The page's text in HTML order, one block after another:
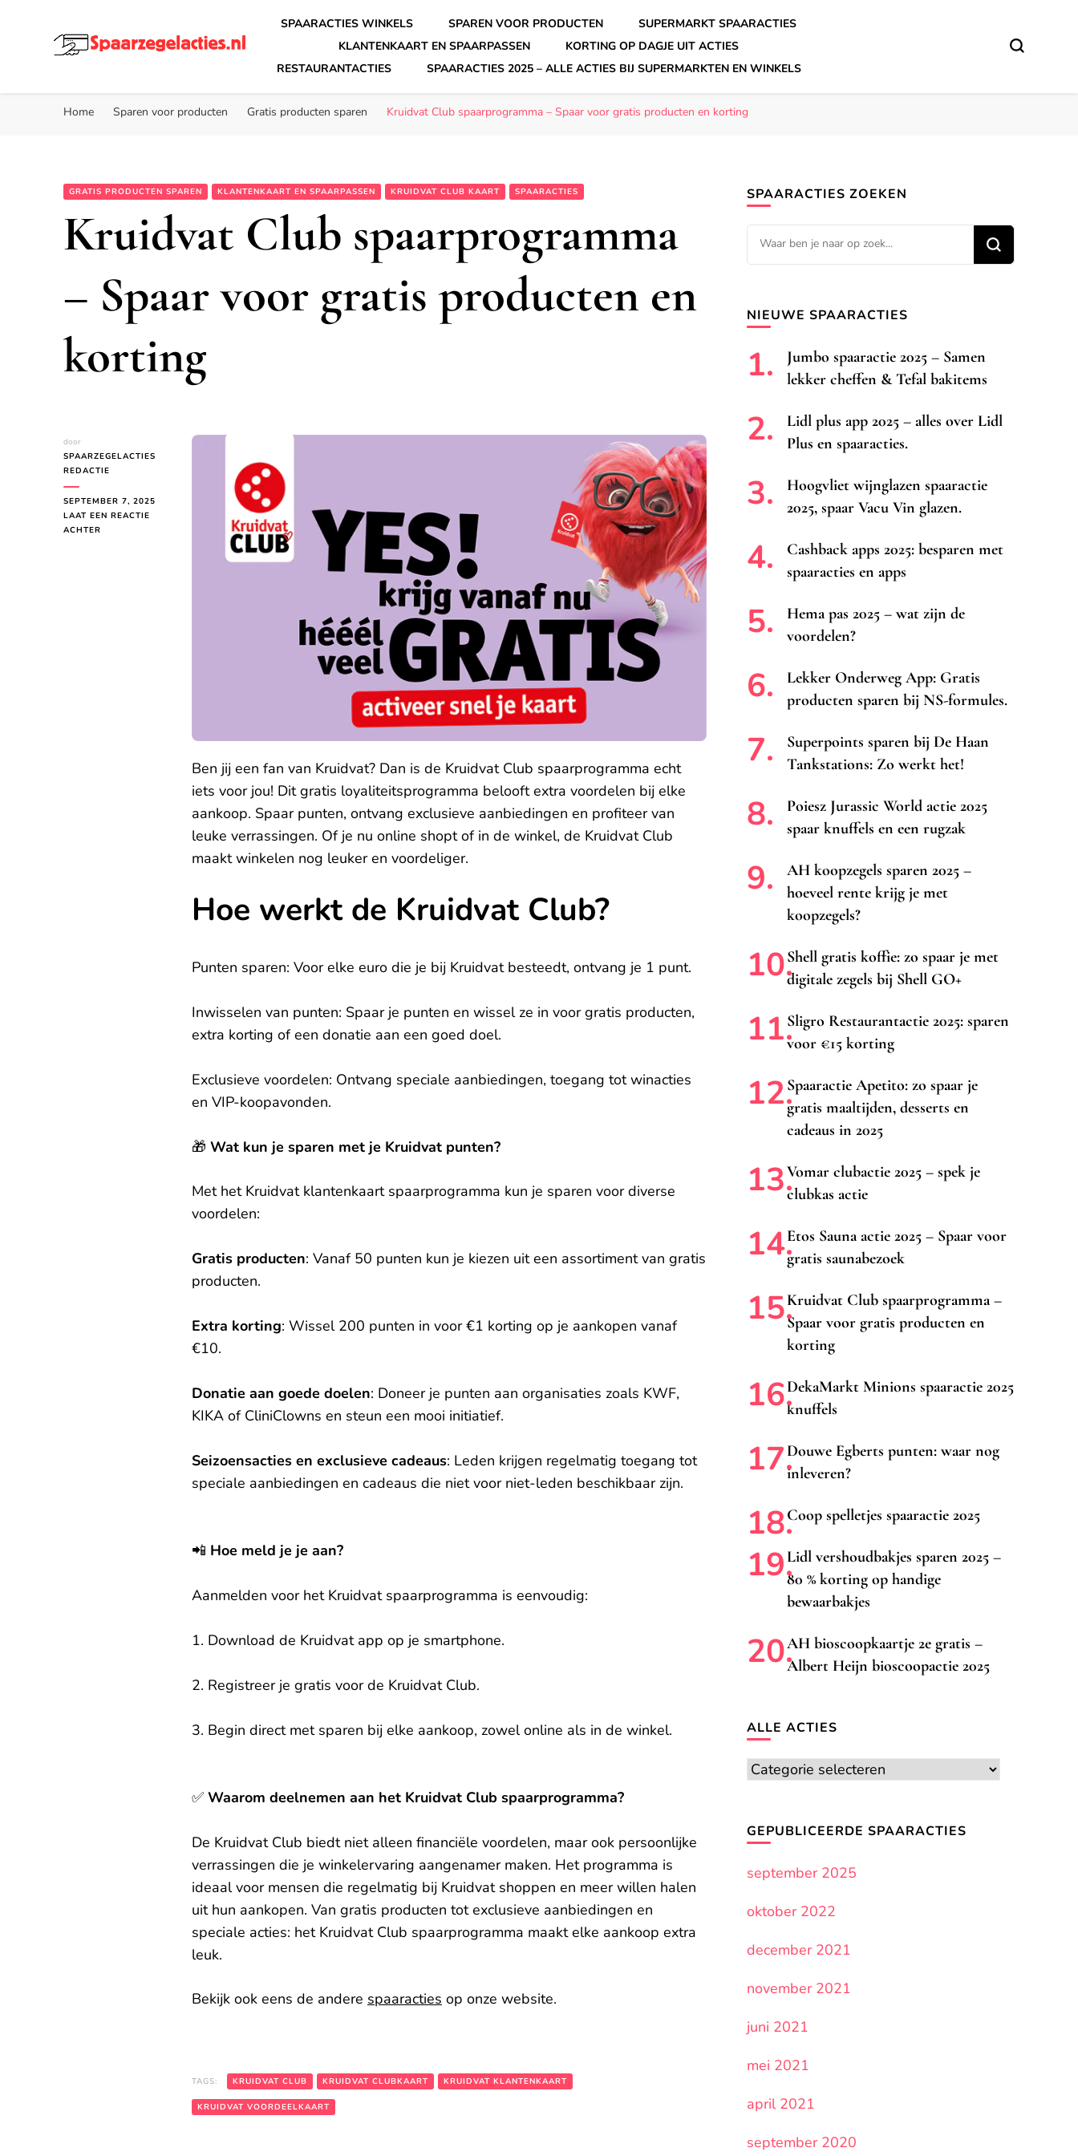
SPAARACTIES WINKELS SPAREN VOOR PRODUCTEN
SUPERMARKT SPAARACTIES
KLANTENKAART EN SPAARPASSEN
KORTING OP DAGJE UIT ACTIES
RESTAURANTACTIES
SPAARACTIES 2025 – ALLE ACTIES BIJ SUPERMARKTEN EN WINKELS
Home Sparen voor producten Gratis producten sparen Kruidvat Club spaarprogramma – Spaar voor gratis producten en korting
GRATIS PRODUCTEN SPAREN KLANTENKAART EN SPAARPASSEN KRUIDVAT CLUB KAART SPAARACTIES
Kruidvat Club spaarprogramma
– Spaar voor gratis producten en
korting
door
SPAARZEGELACTIES
REDACTIE
SEPTEMBER 7, 2025
LAAT EEN REACTIE
ACHTER
Ben jij een fan van Kruidvat? Dan is de Kruidvat Club spaarprogramma echt
iets voor jou! Dit gratis loyaliteitsprogramma belooft extra voordelen bij elke
aankoop. Spaar punten, ontvang exclusieve aanbiedingen en profiteer van
leuke verrassingen. Of je nu online shopt of in de winkel, de Kruidvat Club
maakt winkelen nog leuker en voordeliger.
Hoe werkt de Kruidvat Club?
Punten sparen: Voor elke euro die je bij Kruidvat besteedt, ontvang je 1 punt.
Inwisselen van punten: Spaar je punten en wissel ze in voor gratis producten,
extra korting of een donatie aan een goed doel.
Exclusieve voordelen: Ontvang speciale aanbiedingen, toegang tot winacties
en VIP-koopavonden.
🎁 Wat kun je sparen met je Kruidvat punten?
Met het Kruidvat klantenkaart spaarprogramma kun je sparen voor diverse
voordelen:
Gratis producten: Vanaf 50 punten kun je kiezen uit een assortiment van gratis
producten.
Extra korting: Wissel 200 punten in voor €1 korting op je aankopen vanaf
€10.
Donatie aan goede doelen: Doneer je punten aan organisaties zoals KWF,
KIKA of CliniClowns en steun een mooi initiatief.
Seizoensacties en exclusieve cadeaus: Leden krijgen regelmatig toegang tot
speciale aanbiedingen en cadeaus die niet voor niet-leden beschikbaar zijn.
📲 Hoe meld je je aan?
Aanmelden voor het Kruidvat spaarprogramma is eenvoudig:
1. Download de Kruidvat app op je smartphone.
2. Registreer je gratis voor de Kruidvat Club.
3. Begin direct met sparen bij elke aankoop, zowel online als in de winkel.
✅ Waarom deelnemen aan het Kruidvat Club spaarprogramma?
De Kruidvat Club biedt niet alleen financiële voordelen, maar ook persoonlijke
verrassingen die je winkelervaring aangenamer maken. Het programma is
ideaal voor mensen die regelmatig bij Kruidvat shoppen en meer willen halen
uit hun aankopen. Van gratis producten tot exclusieve aanbiedingen en
speciale acties: het Kruidvat Club spaarprogramma maakt elke aankoop extra
leuk.
Bekijk ook eens de andere spaaracties op onze website.
TAGS: KRUIDVAT CLUB KRUIDVAT CLUBKAART KRUIDVAT KLANTENKAART
KRUIDVAT VOORDEELKAART
SPAARACTIES ZOEKEN
Op
zoek
NIEUWE SPAARACTIES
Jumbo spaaractie 2025 – Samen
lekker cheffen & Tefal bakitems
Lidl plus app 2025 – alles over Lidl
Plus en spaaracties.
Hoogvliet wijnglazen spaaractie
2025, spaar Vacu Vin glazen.
Cashback apps 2025: besparen met
spaaracties en apps
Hema pas 2025 – wat zijn de
voordelen?
Lekker Onderweg App: Gratis
producten sparen bij NS-formules.
Superpoints sparen bij De Haan
Tankstations: Zo werkt het!
Poiesz Jurassic World actie 2025
spaar knuffels en een rugzak
AH koopzegels sparen 2025 –
hoeveel rente krijg je met
koopzegels?
Shell gratis koffie: zo spaar je met
digitale zegels bij Shell GO+
Sligro Restaurantactie 2025: sparen
voor €15 korting
Spaaractie Apetito: zo spaar je
gratis maaltijden, desserts en
cadeaus in 2025
Vomar clubactie 2025 – spek je
clubkas actie
Etos Sauna actie 2025 – Spaar voor
gratis saunabezoek
Kruidvat Club spaarprogramma –
Spaar voor gratis producten en
korting
DekaMarkt Minions spaaractie 2025
knuffels
Douwe Egberts punten: waar nog
inleveren?
Coop spelletjes spaaractie 2025
Lidl vershoudbakjes sparen 2025 –
80 % korting op handige
bewaarbakjes
AH bioscoopkaartje 2e gratis –
Albert Heijn bioscoopactie 2025
ALLE ACTIES
Alle
GEPUBLICEERDE SPAARACTIES
september 2025
oktober 2022
december 2021
november 2021
juni 2021
mei 2021
april 2021
september 2020